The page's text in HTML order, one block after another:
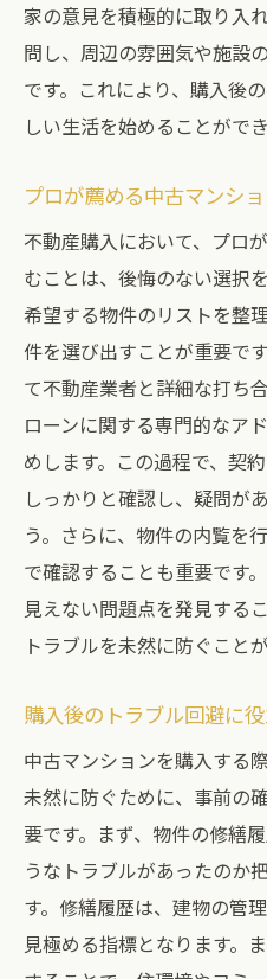
家の意見を積極的に取り入
問し、周辺の雰囲気や施設
です。これにより、購入後
しい生活を始めることができ
プロが薦める中古マンシ
不動産購入において、プロ
むことは、後悔のない選択
希望する物件のリストを整
件を選び出すことが重要で
て不動産業者と詳細な打ち
ローンに関する専門的なア
めします。この過程で、契
しっかりと確認し、疑問が
う。さらに、物件の内覧を
で確認することも重要です
見えない問題点を発見する
トラブルを未然に防ぐこと
購入後のトラブル回避に
中古マンションを購入する
未然に防ぐために、事前の
要です。まず、物件の修繕
うなトラブルがあったのか
す。修繕履歴は、建物の管
見極める指標となります。